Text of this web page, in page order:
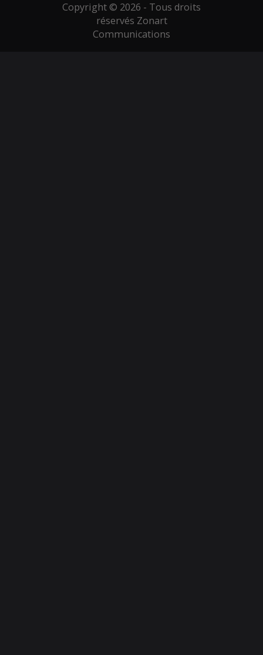
Copyright © 2026 - Tous droits
réservés Zonart
Communications